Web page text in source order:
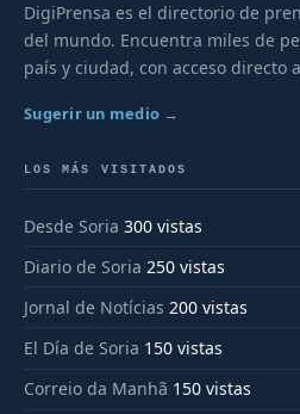
DigiPrensa es el directorio de
del mundo. Encuentra miles de
país y ciudad, con acceso directo
Sugerir un medio →
LOS MÁS VISITADOS
Desde Soria 300 vistas
Diario de Soria 250 vistas
Jornal de Notícias 200 vistas
El Día de Soria 150 vistas
Correio da Manhã 150 vistas